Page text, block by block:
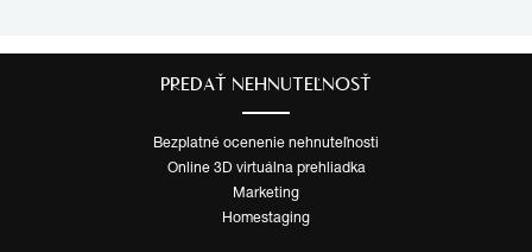
PREDAŤ NEHNUTEĽNOSŤ
Bezplatné ocenenie nehnuteľnosti
Online 3D virtuálna prehliadka
Marketing
Homestaging